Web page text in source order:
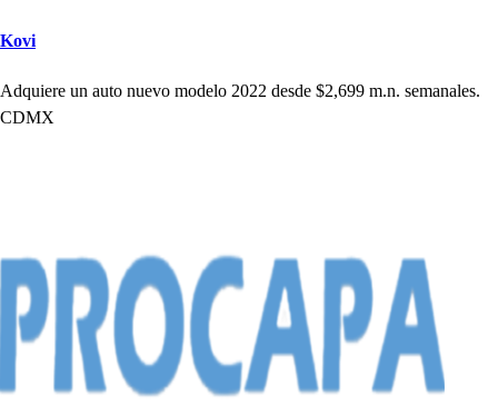
Kovi
Adquiere un auto nuevo modelo 2022 desde $2,699 m.n. semanales.
CDMX